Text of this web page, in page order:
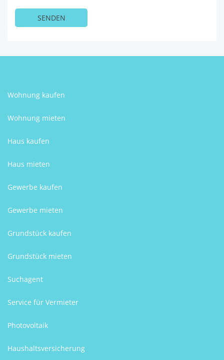
Wohnung kaufen
Wohnung mieten
Haus kaufen
Haus mieten
Gewerbe kaufen
Gewerbe mieten
Grundstück kaufen
Grundstück mieten
Suchagent
Service für Vermieter
Photovoltaik
Haushaltsversicherung